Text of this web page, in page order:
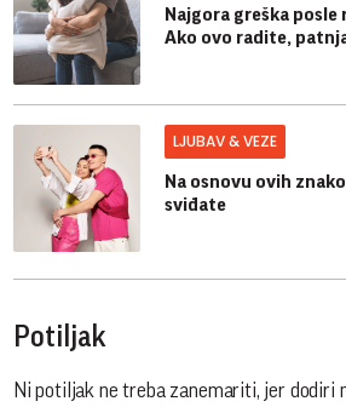
Najgora greška
Ako ovo radite,
LJUBAV & VEZE
Na osnovu ovih
sviđate
Potiljak
Ni potiljak ne treba zanemariti, jer dodiri